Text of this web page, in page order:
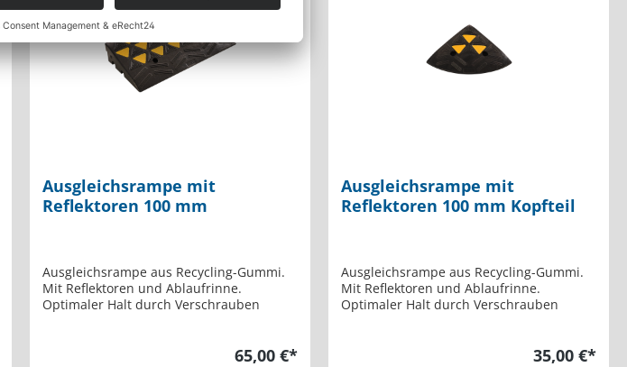
Ausgleichsrampe mit
Reflektoren 100 mm
Ausgleichsrampe aus Recycling-Gummi.
Mit Reflektoren und Ablaufrinne.
Optimaler Halt durch Verschrauben
65,00 €*
Ausgleichsrampe mit
Reflektoren 100 mm Kopfteil
Ausgleichsrampe aus Recycling-Gummi.
Mit Reflektoren und Ablaufrinne.
Optimaler Halt durch Verschrauben
35,00 €*